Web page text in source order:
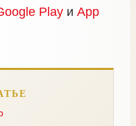
Play и App